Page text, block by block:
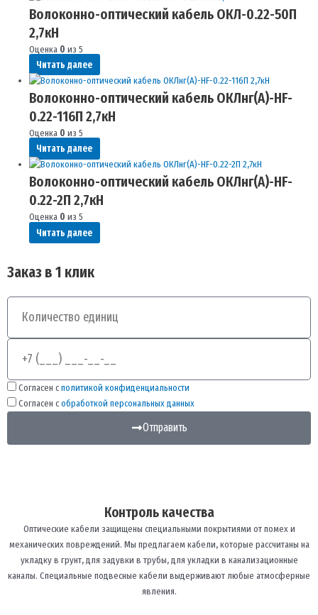
Волоконно-оптический кабель ОКЛ-0.22-50П
2,7кН
Оценка 0 из 5
Читать далее
Волоконно-оптический кабель ОКЛнг(A)-HF-
0.22-116П 2,7кН
Оценка 0 из 5
Читать далее
Волоконно-оптический кабель ОКЛнг(A)-HF-
0.22-2П 2,7кН
Оценка 0 из 5
Читать далее
Заказ в 1 клик
Количество
Телефон
Согласен сполитикой конфиденциальности
Согласен собработкой персональных данных
Отправить
Контроль качества
Оптические кабели защищены специальными покрытиями от помех и
механических повреждений. Мы предлагаем кабели, которые рассчитаны на
укладку в грунт, для задувки в трубы, для укладки в канализационные
каналы. Специальные подвесные кабели выдерживают любые атмосферные
явления.